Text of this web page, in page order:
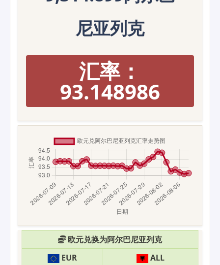
尼亚列克
汇率：
93.148986
欧元兑换为阿尔巴尼亚列克
EUR
ALL